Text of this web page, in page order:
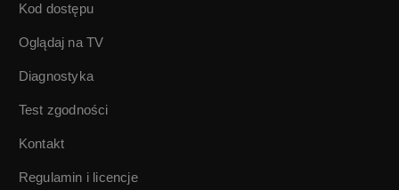
Kod dostępu
Oglądaj na TV
Diagnostyka
Test zgodności
Kontakt
Regulamin i licencje